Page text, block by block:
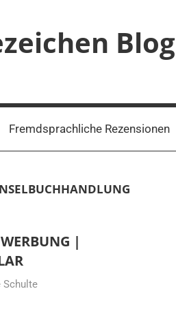
Blog
Fremdsprachliche Rezensionen
|
Schulte